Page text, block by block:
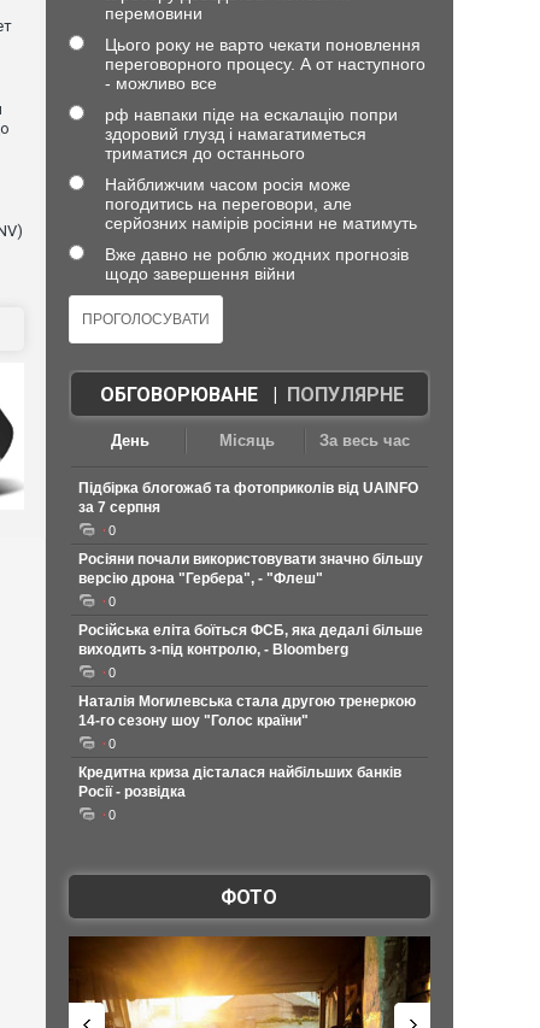
перемовини
Цього року не варто чекати поновлення
переговорного процесу. А от наступного
- можливо все
рф навпаки піде на ескалацію попри
здоровий глузд і намагатиметься
триматися до останнього
Найближчим часом росія може
погодитись на переговори, але
серйозних намірів росіяни не матимуть
Вже давно не роблю жодних прогнозів
щодо завершення війни
ОБГОВОРЮВАНЕ| ПОПУЛЯРНЕ
День Місяць За весь час
Підбірка блогожаб та фотоприколів від UAINFO
за 7 серпня
0
Росіяни почали використовувати значно більшу
версію дрона "Гербера", - "Флеш"
0
Російська еліта боїться ФСБ, яка дедалі більше
виходить з-під контролю, - Bloomberg
0
Наталія Могилевська стала другою тренеркою
14-го сезону шоу "Голос країни"
0
Кредитна криза дісталася найбільших банків
Росії - розвідка
0
ФОТО